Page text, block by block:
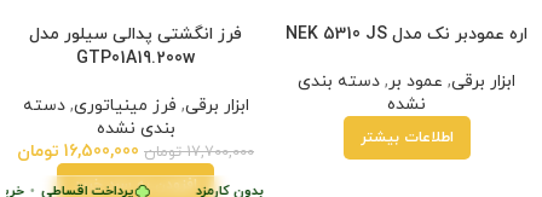
اره عمودبر نک مدل NEK 5310 JS
ابزار برقی, عمود بر, دسته بندی
نشده
اطلاعات بیشتر
پرداخت اقساطی • خرید قسطی با ترب‌پی بدون کارمزد
فرز انگشتی پدالی سیلور مدل
GTP01A19.200w
ابزار برقی, فرز مینیاتوری,دسته
بندی نشده
17,700,000 تومان 16,500,000 تومان
افزودن به سبد خرید